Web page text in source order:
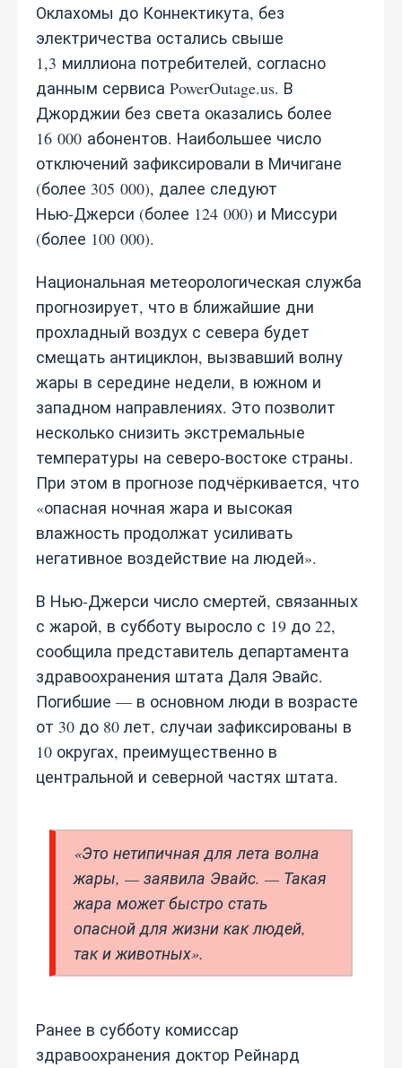
Оклахомы до Коннектикута, без
электричества остались свыше
1,3 миллиона потребителей, согласно
данным сервиса PowerOutage.us. В
Джорджии без света оказались более
16 000 абонентов. Наибольшее число
отключений зафиксировали в Мичигане
(более 305 000), далее следуют
Нью‑Джерси (более 124 000) и Миссури
(более 100 000).
Национальная метеорологическая служба
прогнозирует, что в ближайшие дни
прохладный воздух с севера будет
смещать антициклон, вызвавший волну
жары в середине недели, в южном и
западном направлениях. Это позволит
несколько снизить экстремальные
температуры на северо‑востоке страны.
При этом в прогнозе подчёркивается, что
«опасная ночная жара и высокая
влажность продолжат усиливать
негативное воздействие на людей».
В Нью‑Джерси число смертей, связанных
с жарой, в субботу выросло с 19 до 22,
сообщила представитель департамента
здравоохранения штата Даля Эвайс.
Погибшие — в основном люди в возрасте
от 30 до 80 лет, случаи зафиксированы в
10 округах, преимущественно в
центральной и северной частях штата.
«Это нетипичная для лета волна
жары, — заявила Эвайс. — Такая
жара может быстро стать
опасной для жизни как людей,
так и животных».
Ранее в субботу комиссар
здравоохранения доктор Рейнард